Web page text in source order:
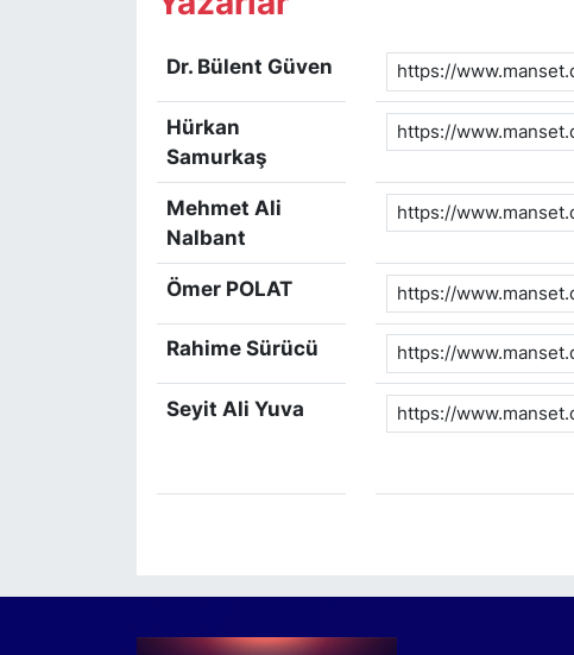
Dr. Bülent Güven
Hürkan
Samurkaş
Mehmet Ali
Nalbant
Ömer POLAT
Rahime Sürücü
Seyit Ali Yuva